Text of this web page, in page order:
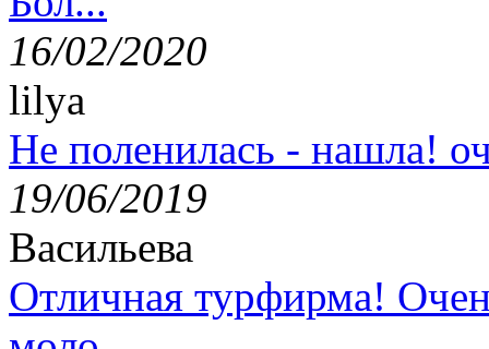
16/02/2020
lilya
Не поленилась - нашла!
19/06/2019
Васильева
Отличная турфирма!